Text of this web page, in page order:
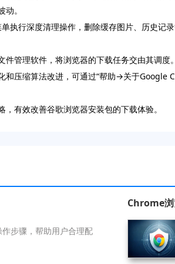
。
执行深度清理操作，删除缓存图片、历史记
管理软件，将浏览器的下载任务交由其调
压缩算法改进，可通过“帮助→关于
有效改善谷歌浏览器安装包的下载体验。
步骤，帮助用户合理配
Chrome浏